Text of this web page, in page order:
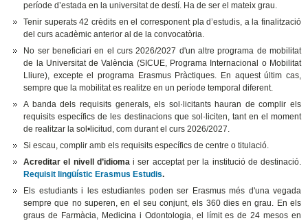
període d’estada en la universitat de destí. Ha de ser el mateix grau.
Tenir superats 42 crèdits en el corresponent pla d’estudis, a la finalització
del curs acadèmic anterior al de la convocatòria.
No ser beneficiari en el curs 2026/2027 d'un altre programa de mobilitat
de la Universitat de València (SICUE, Programa Internacional o Mobilitat
Lliure), excepte el programa Erasmus Pràctiques. En aquest últim cas,
sempre que la mobilitat es realitze en un període temporal diferent.
A banda dels requisits generals, els sol·licitants hauran de complir els
requisits específics de les destinacions que sol·liciten, tant en el moment
de realitzar la sol•licitud, com durant el curs 2026/2027.
Si escau, complir amb els requisits específics de centre o titulació.
Acreditar el nivell d’idiomai ser acceptat per la institució de destinació.
Requisit lingüístic Erasmus Estudis.
Els estudiants i les estudiantes poden ser Erasmus més d'una vegada
sempre que no superen, en el seu conjunt, els 360 dies en grau. En els
graus de Farmàcia, Medicina i Odontologia, el límit es de 24 mesos en